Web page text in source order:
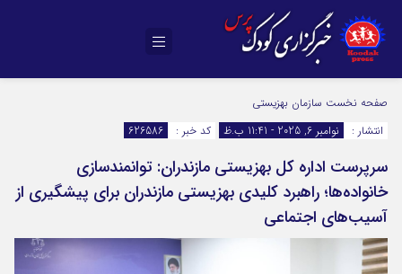
صفحه نخست سازمان بهزیستی
انتشار :
نوامبر 6, 2025 - 11:41 ب.ظ کد خبر : 626586
سرپرست اداره کل بهزیستی مازندران: توانمندسازی
خانواده‌ها؛ راهبرد کلیدی بهزیستی مازندران برای پیشگیری از
آسیب‌های اجتماعی